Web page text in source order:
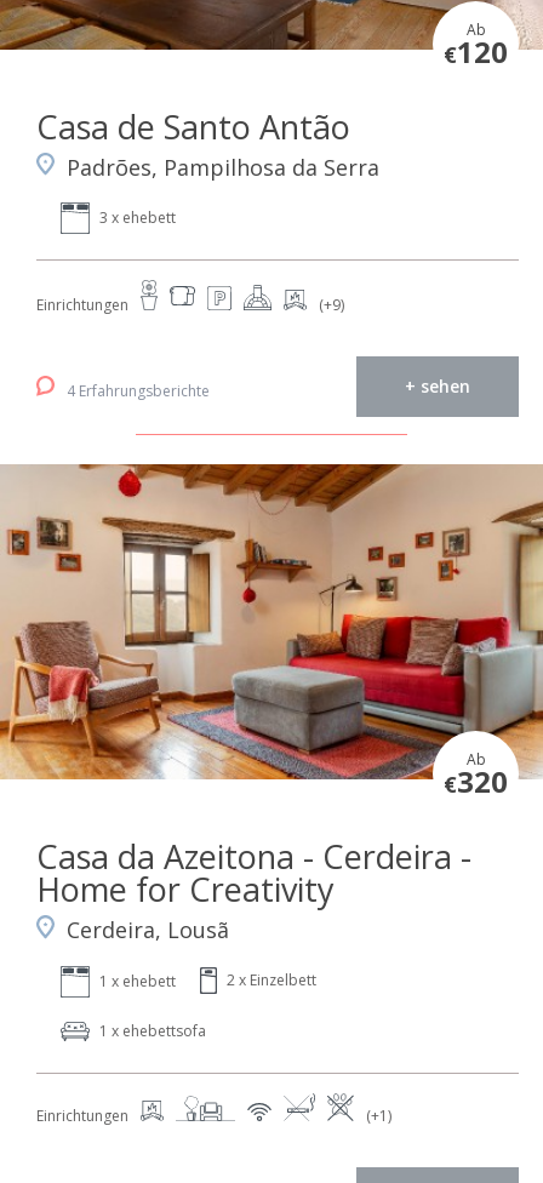
Ab
€120
Casa de Santo Antão
Padrões, Pampilhosa da Serra
3 x ehebett
Einrichtungen (+9)
4 Erfahrungsberichte + sehen
Ab
€320
Casa da Azeitona - Cerdeira -
Home for Creativity
Cerdeira, Lousã
1 x ehebett 2 x Einzelbett
1 x ehebettsofa
Einrichtungen (+1)